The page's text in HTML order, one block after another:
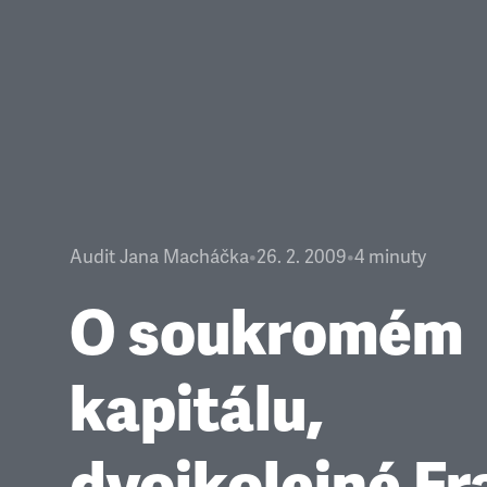
Audit Jana Macháčka•26. 2. 2009•4 minuty
O soukromém
kapitálu,